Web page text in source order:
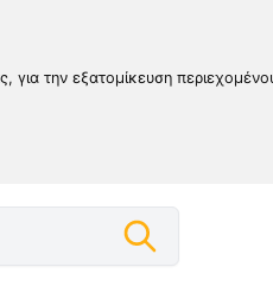
για την εξατομίκευση